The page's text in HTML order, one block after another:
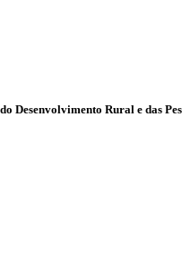
Desenvolvimento Rural e das